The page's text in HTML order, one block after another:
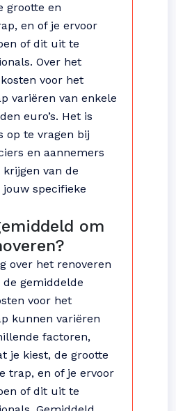
grootte en
en of je ervoor
of dit uit te
Over het
voor het
variëren van enkele
euro’s. Het is
op te vragen bij
en aannemers
van de
specifieke
om
over het renoveren
gemiddelde
voor het
kunnen variëren
factoren,
je kiest, de grootte
trap, en of je ervoor
of dit uit te